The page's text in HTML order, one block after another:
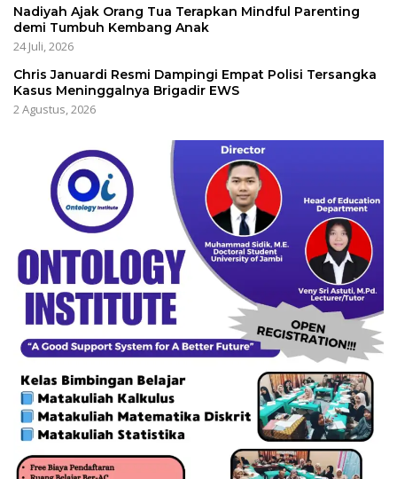
Nadiyah Ajak Orang Tua Terapkan Mindful Parenting
demi Tumbuh Kembang Anak
24 Juli, 2026
Chris Januardi Resmi Dampingi Empat Polisi Tersangka
Kasus Meninggalnya Brigadir EWS
2 Agustus, 2026